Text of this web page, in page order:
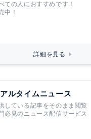
ての人におすすめです！
中！
詳細を見る
ルタイムニュース
している記事をそのまま閲覧
必見のニュース配信サービス